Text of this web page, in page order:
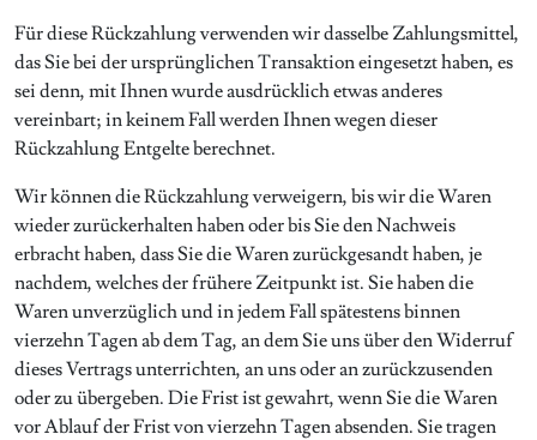
Für diese Rückzahlung verwenden wir dasselbe Zahlungsmittel,
das Sie bei der ursprünglichen Transaktion eingesetzt haben, es
sei denn, mit Ihnen wurde ausdrücklich etwas anderes
vereinbart; in keinem Fall werden Ihnen wegen dieser
Rückzahlung Entgelte berechnet.
Wir können die Rückzahlung verweigern, bis wir die Waren
wieder zurückerhalten haben oder bis Sie den Nachweis
erbracht haben, dass Sie die Waren zurückgesandt haben, je
nachdem, welches der frühere Zeitpunkt ist. Sie haben die
Waren unverzüglich und in jedem Fall spätestens binnen
vierzehn Tagen ab dem Tag, an dem Sie uns über den Widerruf
dieses Vertrags unterrichten, an uns oder an zurückzusenden
oder zu übergeben. Die Frist ist gewahrt, wenn Sie die Waren
vor Ablauf der Frist von vierzehn Tagen absenden. Sie tragen